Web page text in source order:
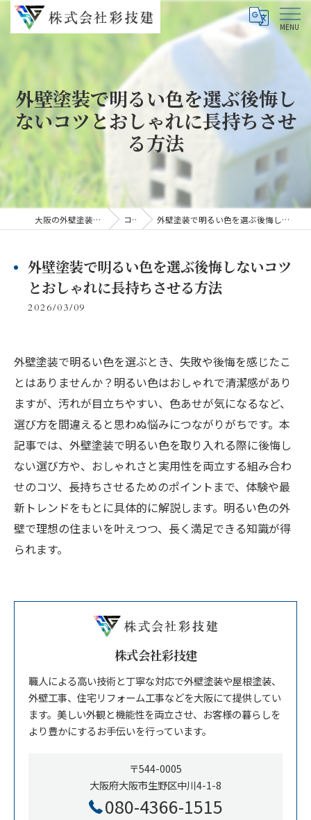
外壁塗装で明るい色を選ぶ後悔し
ないコツとおしゃれに長持ちさせ
る方法
大阪の外壁塗装なら株式会社彩技建 コラム 外壁塗装で明るい色を選ぶ後悔しないコツとおしゃれに長持ちさせる方法
外壁塗装で明るい色を選ぶ後悔しないコツ
とおしゃれに長持ちさせる方法
2026/03/09
外壁塗装で明るい色を選ぶとき、失敗や後悔を感じたこ
とはありませんか？明るい色はおしゃれで清潔感があり
ますが、汚れが目立ちやすい、色あせが気になるなど、
選び方を間違えると思わぬ悩みにつながりがちです。本
記事では、外壁塗装で明るい色を取り入れる際に後悔し
ない選び方や、おしゃれさと実用性を両立する組み合わ
せのコツ、長持ちさせるためのポイントまで、体験や最
新トレンドをもとに具体的に解説します。明るい色の外
壁で理想の住まいを叶えつつ、長く満足できる知識が得
られます。
株式会社彩技建
職人による高い技術と丁寧な対応で外壁塗装や屋根塗装、
外壁工事、住宅リフォーム工事などを大阪にて提供してい
ます。美しい外観と機能性を両立させ、お客様の暮らしを
より豊かにするお手伝いを行っています。
〒544-0005
大阪府大阪市生野区中川4-1-8
080-4366-1515